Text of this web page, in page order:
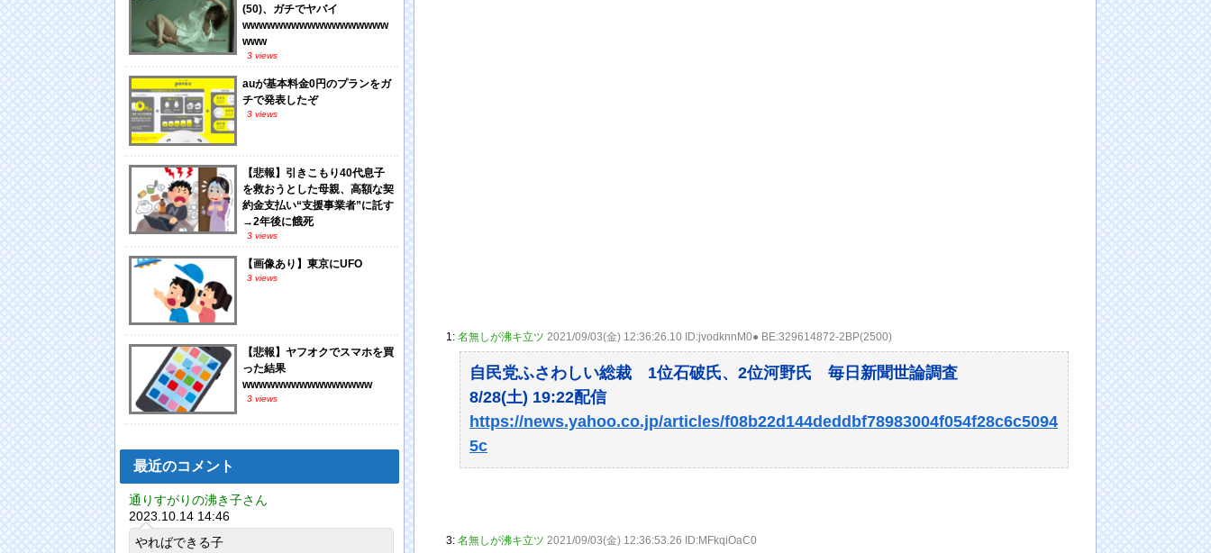
1: 名無しが沸キ立ツ 2021/09/03(金) 12:36:26.10 ID:jvodknnM0● BE:329614872-2BP(2500)
自民党ふさわしい総裁 1位石破氏、2位河野氏 毎日新聞世論調査
8/28(土) 19:22配信
https://news.yahoo.co.jp/articles/f08b22d144deddbf78983004f054f28c6c5094
5c
3: 名無しが沸キ立ツ 2021/09/03(金) 12:36:53.26 ID:MFkqiOaC0
(50)、ガチでヤバイ
wwwwwwwwwwwwwwwwww
www
3 views
auが基本料金0円のプランをガ
チで発表したぞ
3 views
【悲報】引きこもり40代息子
を救おうとした母親、高額な契
約金支払い“支援事業者”に託す
→2年後に餓死
3 views
【画像あり】東京にUFO
3 views
【悲報】ヤフオクでスマホを買
った結果
wwwwwwwwwwwwwwww
3 views
最近のコメント
通りすがりの沸き子さん
2023.10.14 14:46
やればできる子